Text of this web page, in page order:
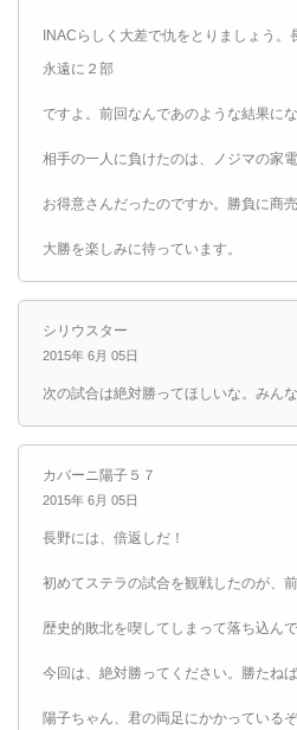
INACらしく大差で仇をとりましょう。
永遠に２部
ですよ。前回なんであのような結果に
相手の一人に負けたのは、ノジマの家
お得意さんだったのですか。勝負に商
大勝を楽しみに待っています。
シリウスター
2015年 6月 05日
次の試合は絶対勝ってほしいな。みん
カバーニ陽子５７
2015年 6月 05日
長野には、倍返しだ！
初めてステラの試合を観戦したのが、前
歴史的敗北を喫してしまって落ち込んで
今回は、絶対勝ってください。勝たねば
陽子ちゃん、君の両足にかかっているぞ